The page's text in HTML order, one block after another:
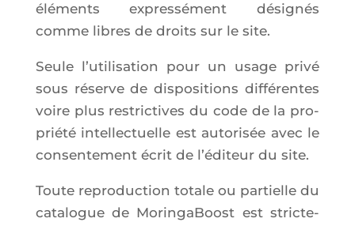
élé­ments expres­sé­ment dési­gnés
comme libres de droits sur le site.
Seule l’u­ti­li­sa­tion pour un usage pri­vé
sous réserve de dis­po­si­tions dif­fé­rentes
voire plus res­tric­tives du code de la pro­
prié­té intel­lec­tuelle est auto­ri­sée avec le
consen­te­ment écrit de l’é­di­teur du site.
Toute repro­duc­tion totale ou par­tielle du
cata­logue de Morin­ga­Boost est stric­te­